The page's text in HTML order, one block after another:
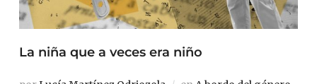
La niña que a veces era niño